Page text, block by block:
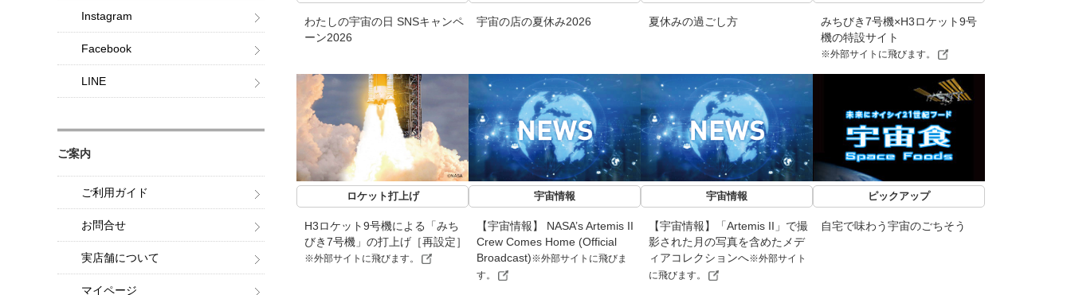
わたしの宇宙の日 SNSキャンペ
ーン2026
宇宙の店の夏休み2026 夏休みの過ごし方
みちびき7号機×H3ロケット9号
機の特設サイト
※外部サイトに飛びます。
ロケット打上げ
H3ロケット9号機による「みち
びき7号機」の打上げ［再設定］
※外部サイトに飛びます。
宇宙情報
【宇宙情報】 NASA’s Artemis II
Crew Comes Home (Official
Broadcast)※外部サイトに飛びま
す。
宇宙情報
【宇宙情報】「Artemis II」で撮
影された月の写真を含めたメデ
ィアコレクションへ※外部サイト
に飛びます。
ピックアップ
自宅で味わう宇宙のごちそう
Instagram
Facebook
LINE
ご案内
ご利用ガイド
お問合せ
実店舗について
マイページ